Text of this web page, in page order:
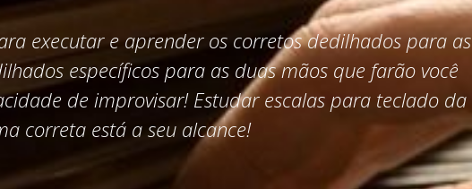
executar e aprender os corretos dedilhados para as
específicos para as duas mãos que farão você
de improvisar! Estudar escalas para teclado da
correta está a seu alcance!